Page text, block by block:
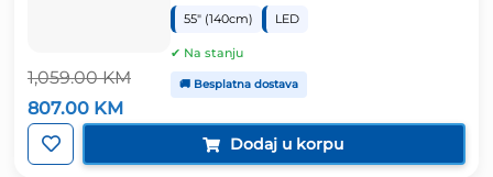
1,059.00KM
Izvorna
cijena
bila
je:
807.00 KM Trenutna
cijena
807.00 KM.
55" (140cm) LED
✔ Na stanju
🚚 Besplatna dostava
Dodaj u korpu